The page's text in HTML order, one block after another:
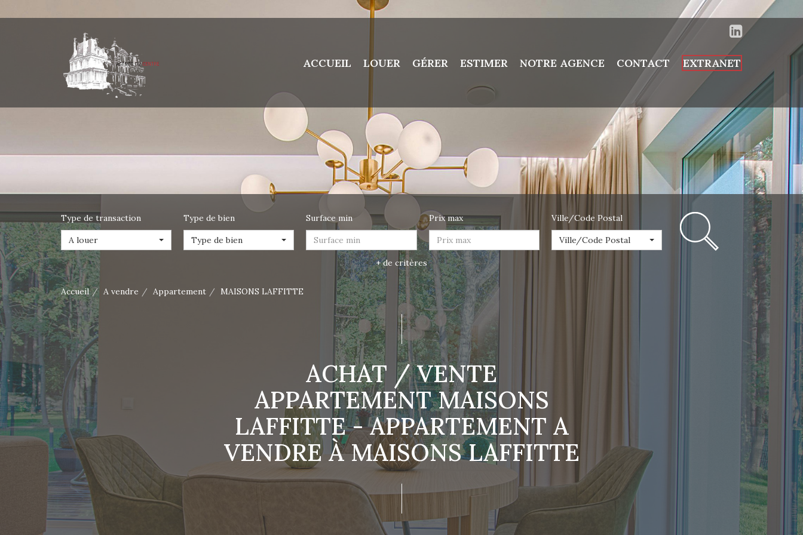
ACCUEIL LOUER GÉRER ESTIMER NOTRE AGENCE CONTACT EXTRANET
Type de transaction
A louer
Type de bien
Type de bien
Surface min Prix max Ville/Code Postal
Ville/Code Postal
+ de critères
Accueil A vendre Appartement MAISONS LAFFITTE
ACHAT / VENTE
APPARTEMENT MAISONS
LAFFITTE - APPARTEMENT A
VENDRE À MAISONS LAFFITTE